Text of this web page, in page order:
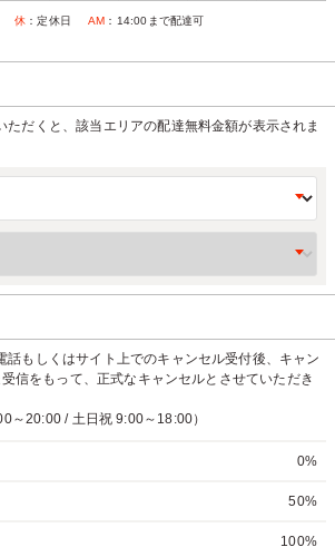
休 ：定休日 AM ：14:00まで配達可
ただくと、該当エリアの配達無料金額が表示されま
話もしくはサイト上でのキャンセル受付後、キャン
信をもって、正式なキャンセルとさせていただき
～20:00 / 土日祝 9:00～18:00）
0%
50%
100%